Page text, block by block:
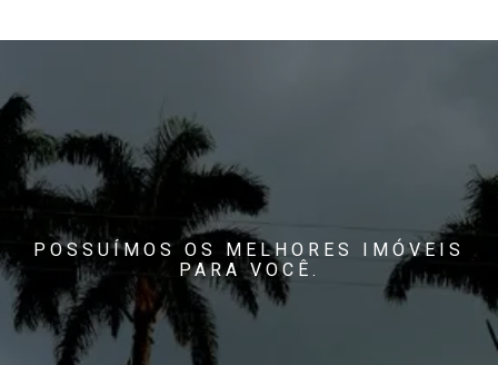
POSSUÍMOS OS MELHORES IMÓVEIS
PARA VOCÊ.